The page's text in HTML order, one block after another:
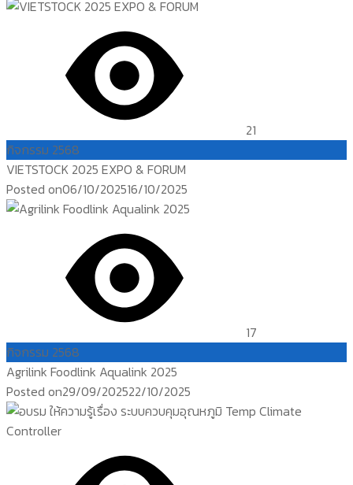
21
กิจกรรม 2568
VIETSTOCK 2025 EXPO & FORUM
Posted on06/10/202516/10/2025
17
กิจกรรม 2568
Agrilink Foodlink Aqualink 2025
Posted on29/09/202522/10/2025